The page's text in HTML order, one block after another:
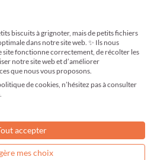
mon mot de passe
Presse
Nos tarifs
nous
biscuits à grignoter, mais de petits fichiers
dans notre site web. ✨ Ils nous
site fonctionne correctement, de récolter les
notre site web et d’améliorer
que nous vous proposons.
de cookies, n’hésitez pas à consulter
accepter
mes choix